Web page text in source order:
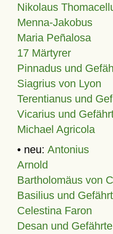
Nikolaus
Menna-Jakobus
Maria Peñalosa
17 Märtyrer
Pinnadus und
Siagrius von Lyon
Terentianus und
Vicarius und
Michael Agricola
• neu: Antonius
Arnold
Bartholomäus von
Basilius und
Celestina Faron
Desan und